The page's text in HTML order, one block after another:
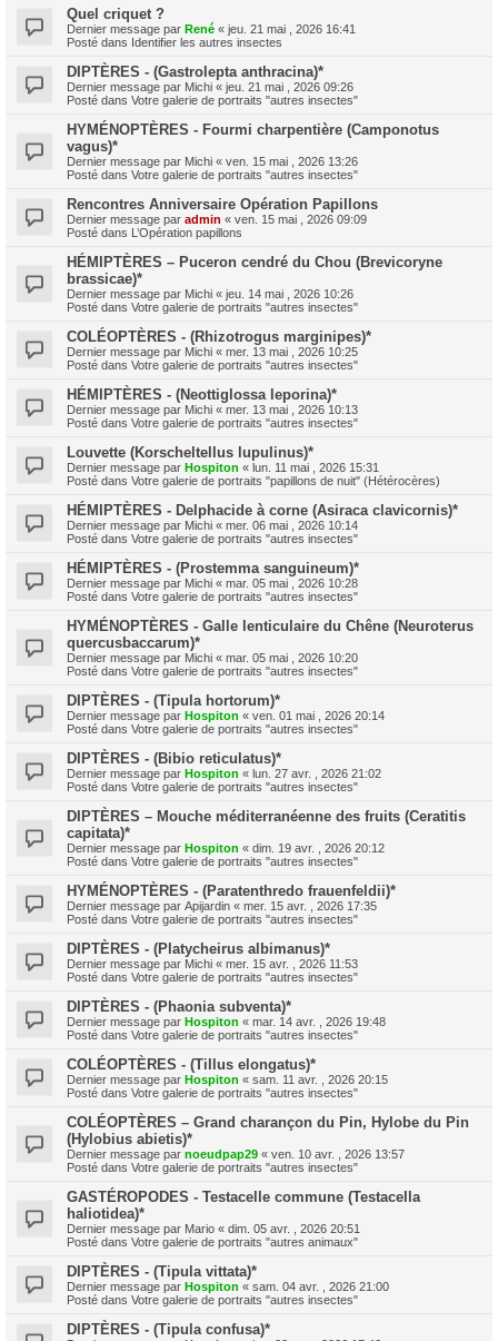
Quel criquet ?
Dernier message par René « jeu. 21 mai , 2026 16:41
Posté dans Identifier les autres insectes
DIPTÈRES - (Gastrolepta anthracina)*
Dernier message par Michi « jeu. 21 mai , 2026 09:26
Posté dans Votre galerie de portraits "autres insectes"
HYMÉNOPTÈRES - Fourmi charpentière (Camponotus
vagus)*
Dernier message par Michi « ven. 15 mai , 2026 13:26
Posté dans Votre galerie de portraits "autres insectes"
Rencontres Anniversaire Opération Papillons
Dernier message par admin « ven. 15 mai , 2026 09:09
Posté dans L’Opération papillons
HÉMIPTÈRES – Puceron cendré du Chou (Brevicoryne
brassicae)*
Dernier message par Michi « jeu. 14 mai , 2026 10:26
Posté dans Votre galerie de portraits "autres insectes"
COLÉOPTÈRES - (Rhizotrogus marginipes)*
Dernier message par Michi « mer. 13 mai , 2026 10:25
Posté dans Votre galerie de portraits "autres insectes"
HÉMIPTÈRES - (Neottiglossa leporina)*
Dernier message par Michi « mer. 13 mai , 2026 10:13
Posté dans Votre galerie de portraits "autres insectes"
Louvette (Korscheltellus lupulinus)*
Dernier message par Hospiton « lun. 11 mai , 2026 15:31
Posté dans Votre galerie de portraits "papillons de nuit" (Hétérocères)
HÉMIPTÈRES - Delphacide à corne (Asiraca clavicornis)*
Dernier message par Michi « mer. 06 mai , 2026 10:14
Posté dans Votre galerie de portraits "autres insectes"
HÉMIPTÈRES - (Prostemma sanguineum)*
Dernier message par Michi « mar. 05 mai , 2026 10:28
Posté dans Votre galerie de portraits "autres insectes"
HYMÉNOPTÈRES - Galle lenticulaire du Chêne (Neuroterus
quercusbaccarum)*
Dernier message par Michi « mar. 05 mai , 2026 10:20
Posté dans Votre galerie de portraits "autres insectes"
DIPTÈRES - (Tipula hortorum)*
Dernier message par Hospiton « ven. 01 mai , 2026 20:14
Posté dans Votre galerie de portraits "autres insectes"
DIPTÈRES - (Bibio reticulatus)*
Dernier message par Hospiton « lun. 27 avr. , 2026 21:02
Posté dans Votre galerie de portraits "autres insectes"
DIPTÈRES – Mouche méditerranéenne des fruits (Ceratitis
capitata)*
Dernier message par Hospiton « dim. 19 avr. , 2026 20:12
Posté dans Votre galerie de portraits "autres insectes"
HYMÉNOPTÈRES - (Paratenthredo frauenfeldii)*
Dernier message par Apijardin « mer. 15 avr. , 2026 17:35
Posté dans Votre galerie de portraits "autres insectes"
DIPTÈRES - (Platycheirus albimanus)*
Dernier message par Michi « mer. 15 avr. , 2026 11:53
Posté dans Votre galerie de portraits "autres insectes"
DIPTÈRES - (Phaonia subventa)*
Dernier message par Hospiton « mar. 14 avr. , 2026 19:48
Posté dans Votre galerie de portraits "autres insectes"
COLÉOPTÈRES - (Tillus elongatus)*
Dernier message par Hospiton « sam. 11 avr. , 2026 20:15
Posté dans Votre galerie de portraits "autres insectes"
COLÉOPTÈRES – Grand charançon du Pin, Hylobe du Pin
(Hylobius abietis)*
Dernier message par noeudpap29 « ven. 10 avr. , 2026 13:57
Posté dans Votre galerie de portraits "autres insectes"
GASTÉROPODES - Testacelle commune (Testacella
haliotidea)*
Dernier message par Mario « dim. 05 avr. , 2026 20:51
Posté dans Votre galerie de portraits "autres animaux"
DIPTÈRES - (Tipula vittata)*
Dernier message par Hospiton « sam. 04 avr. , 2026 21:00
Posté dans Votre galerie de portraits "autres insectes"
DIPTÈRES - (Tipula confusa)*